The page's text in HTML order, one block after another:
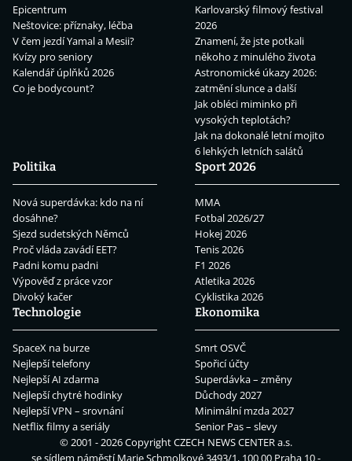
Epicentrum
Neštovice: příznaky, léčba
V čem jezdí Yamal a Mesii?
Kvízy pro seniory
Kalendář úplňků 2026
Co je bodycount?
Karlovarský filmový festival
2026
Znamení, že jste potkali
někoho z minulého života
Astronomické úkazy 2026:
zatmění slunce a další
Jak obléci miminko při
vysokých teplotách?
Jak na dokonalé letní mojito
6 lehkých letních salátů
Politika
Nová superdávka: kdo na ní
dosáhne?
Sjezd sudetských Němců
Proč vláda zavádí EET?
Padni komu padni
Výpověď z práce vzor
Divoký kačer
Sport 2026
MMA
Fotbal 2026/27
Hokej 2026
Tenis 2026
F1 2026
Atletika 2026
Cyklistika 2026
Technologie
SpaceX na burze
Nejlepší telefony
Nejlepší AI zdarma
Nejlepší chytré hodinky
Nejlepší VPN – srovnání
Netflix filmy a seriály
Ekonomika
Smrt OSVČ
Spořicí účty
Superdávka – změny
Důchody 2027
Minimální mzda 2027
Senior Pas – slevy
© 2001 - 2026 CopyrightCZECH NEWS CENTER a.s.
se sídlem náměstí Marie Schmolkové 3493/1, 100 00 Praha 10 -